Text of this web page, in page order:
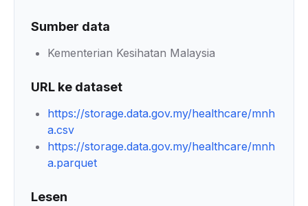
Sumber data
Kementerian Kesihatan Malaysia
URL ke dataset
https://storage.data.gov.my/healthcare/mnh
a.csv
https://storage.data.gov.my/healthcare/mnh
a.parquet
Lesen